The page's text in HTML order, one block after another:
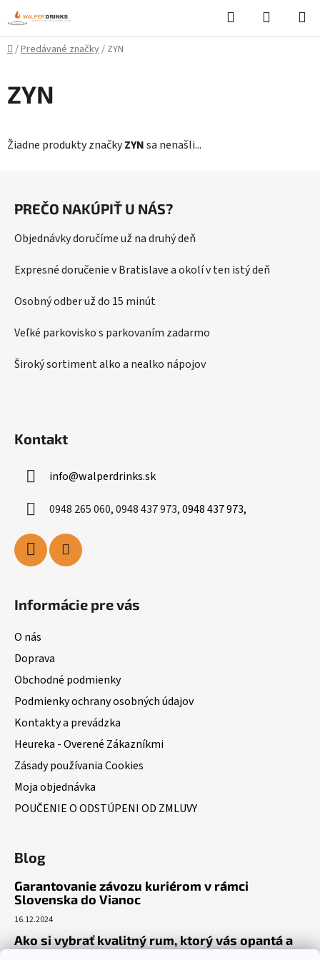
Prejsť
na
obsah
Hľadať
KOŠÍK
Domov
/Predávané značky/ ZYN
ZYN
Žiadne produkty značkyZYNsa nenašli...
PREČO NAKÚPIŤ U NÁS?
Objednávky doručíme už na druhý deň
Expresné doručenie v Bratislave a okolí v ten istý deň
Osobný odber už do 15 minút
Veľké parkovisko s parkovaním zadarmo
Široký sortiment alko a nealko nápojov
Kontakt
info@walperdrinks.sk
0948 265 060, 0948 437 973,0948 437 973,
Informácie pre vás
O nás
Doprava
Obchodné podmienky
Podmienky ochrany osobných údajov
Kontakty a prevádzka
Heureka - Overené Zákazníkmi
Zásady používania Cookies
Moja objednávka
POUČENIE O ODSTÚPENI OD ZMLUVY
Blog
Garantovanie závozu kuriérom v rámci
Slovenska do Vianoc
16.12.2024
Ako si vybrať kvalitný rum, ktorý vás opantá a
už nepustí?